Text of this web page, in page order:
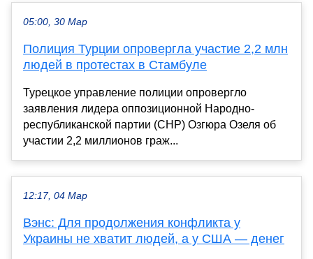
05:00, 30 Мар
Полиция Турции опровергла участие 2,2 млн
людей в протестах в Стамбуле
Турецкое управление полиции опровергло
заявления лидера оппозиционной Народно-
республиканской партии (CHP) Озгюра Озеля об
участии 2,2 миллионов граж...
12:17, 04 Мар
Вэнс: Для продолжения конфликта у
Украины не хватит людей, а у США — денег